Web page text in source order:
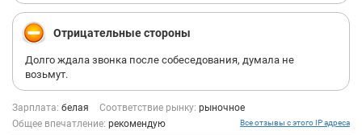
Отрицательные стороны
Долго ждала звонка после собеседования, думала не
возьмут.
Зарплата: белая Соответствие рынку: рыночное
Общее впечатление: рекомендую Все отзывы с этого IP адреса